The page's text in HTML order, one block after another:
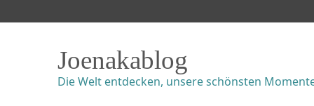
Joenakablog
Die Welt entdecken, unsere schönsten